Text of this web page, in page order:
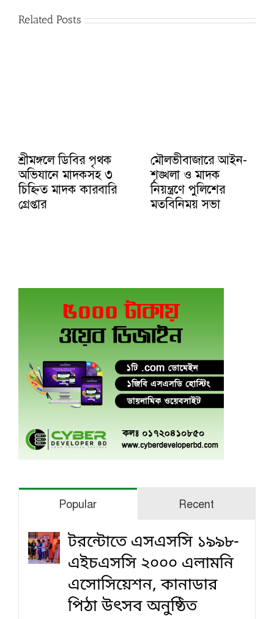
Related Posts
শ্রীমঙ্গলে ডিবির পৃথক
অভিযানে মাদকসহ ৩
চিহ্নিত মাদক কারবারি
গ্রেপ্তার
মৌলভীবাজারে আইন-
শৃঙ্খলা ও মাদক
নিয়ন্ত্রণে পুলিশের
মতবিনিময় সভা
Popular Recent
টরন্টোতে এসএসসি ১৯৯৮-
এইচএসসি ২০০০ এলামনি
এসোসিয়েশন, কানাডার
পিঠা উৎসব অনুষ্ঠিত